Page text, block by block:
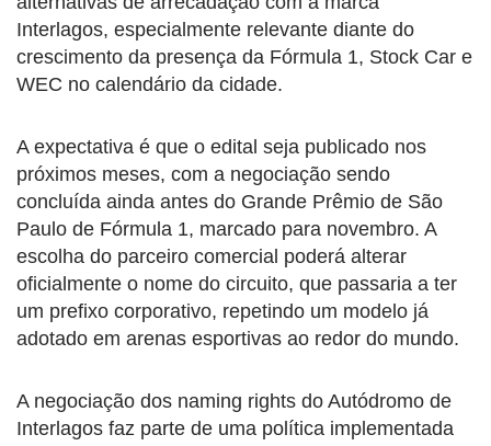
Interlagos, especialmente relevante diante do
crescimento da presença da Fórmula 1, Stock Car e
WEC no calendário da cidade.
A expectativa é que o edital seja publicado nos
próximos meses, com a negociação sendo
concluída ainda antes do Grande Prêmio de São
Paulo de Fórmula 1, marcado para novembro. A
escolha do parceiro comercial poderá alterar
oficialmente o nome do circuito, que passaria a ter
um prefixo corporativo, repetindo um modelo já
adotado em arenas esportivas ao redor do mundo.
A negociação dos naming rights do Autódromo de
Interlagos faz parte de uma política implementada